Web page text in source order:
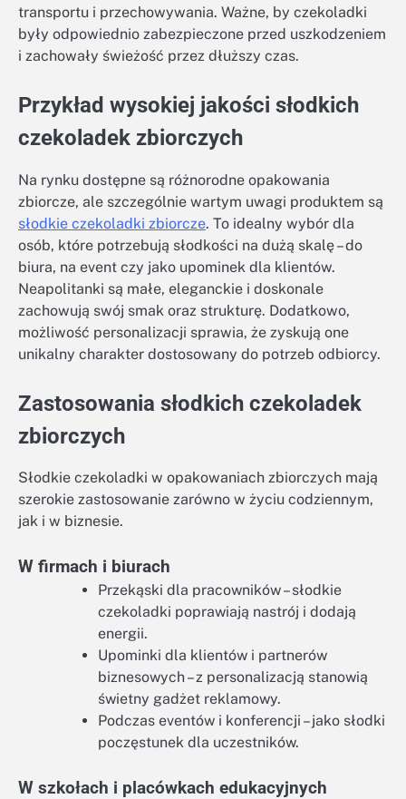
transportu i przechowywania. Ważne, by czekoladki
były odpowiednio zabezpieczone przed uszkodzeniem
i zachowały świeżość przez dłuższy czas.
Przykład wysokiej jakości słodkich
czekoladek zbiorczych
Na rynku dostępne są różnorodne opakowania
zbiorcze, ale szczególnie wartym uwagi produktem są
słodkie czekoladki zbiorcze. To idealny wybór dla
osób, które potrzebują słodkości na dużą skalę – do
biura, na event czy jako upominek dla klientów.
Neapolitanki są małe, eleganckie i doskonale
zachowują swój smak oraz strukturę. Dodatkowo,
możliwość personalizacji sprawia, że zyskują one
unikalny charakter dostosowany do potrzeb odbiorcy.
Zastosowania słodkich czekoladek
zbiorczych
Słodkie czekoladki w opakowaniach zbiorczych mają
szerokie zastosowanie zarówno w życiu codziennym,
jak i w biznesie.
W firmach i biurach
Przekąski dla pracowników – słodkie
czekoladki poprawiają nastrój i dodają
energii.
Upominki dla klientów i partnerów
biznesowych – z personalizacją stanowią
świetny gadżet reklamowy.
Podczas eventów i konferencji – jako słodki
poczęstunek dla uczestników.
W szkołach i placówkach edukacyjnych